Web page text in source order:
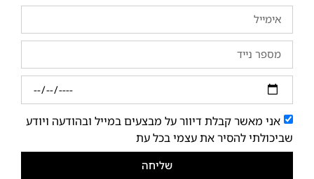
אני מאשר קבלת דיוור על מבצעים במייל ובהודעה ויודע
שביכולתי להסיר את עצמי בכל עת
שליחה